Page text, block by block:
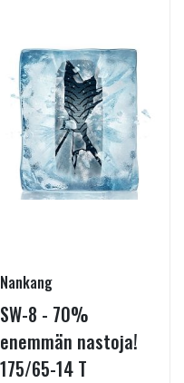
Nankang
SW-8 - 70%
enemmän nastoja!
175/65-14 T